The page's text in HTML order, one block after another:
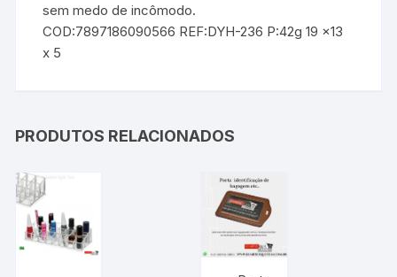
sem medo de incômodo.
COD:7897186090566 REF:DYH-236 P:42g 19 x13
x 5
PRODUTOS RELACIONADOS